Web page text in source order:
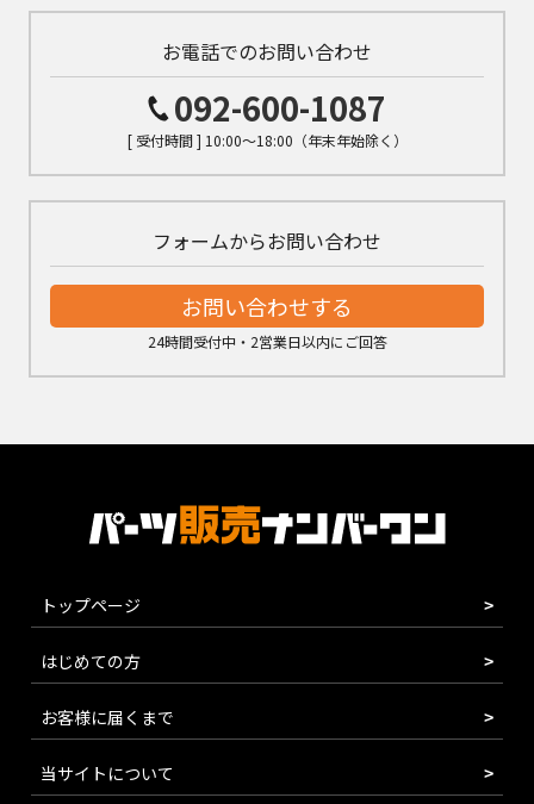
お電話でのお問い合わせ
092-600-1087
[ 受付時間 ] 10:00～18:00（年末年始除く）
フォームからお問い合わせ
お問い合わせする
24時間受付中・2営業日以内にご回答
トップページ
はじめての方
お客様に届くまで
当サイトについて